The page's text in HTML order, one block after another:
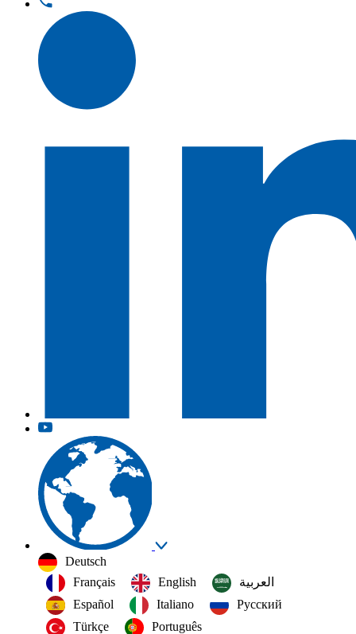
Deutsch
Français
English
العربية‏
Español
Italiano
Русский
Türkçe
Português